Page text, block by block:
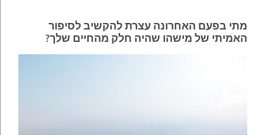
מתי בפעם האחרונה עצרת להקשיב לסיפור
האמיתי של מישהו שהיה חלק מהחיים שלך?